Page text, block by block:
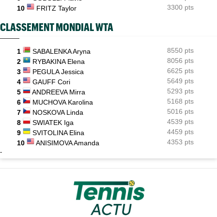
10
FRITZ Taylor 3300 pts
CLASSEMENT MONDIAL WTA
1 SABALENKA Aryna
8550 pts
2
RYBAKINA Elena
8056 pts
3
PEGULA Jessica
6625 pts
4
GAUFF Cori
5649 pts
5
ANDREEVA Mirra
5293 pts
6
MUCHOVA Karolina
5168 pts
7
NOSKOVA Linda
5016 pts
8
SWIATEK Iga
4539 pts
9
SVITOLINA Elina
4459 pts
10
ANISIMOVA Amanda 4353 pts
-